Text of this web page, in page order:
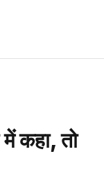
कहा, तो